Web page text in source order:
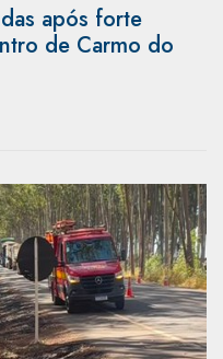
após forte
de Carmo do